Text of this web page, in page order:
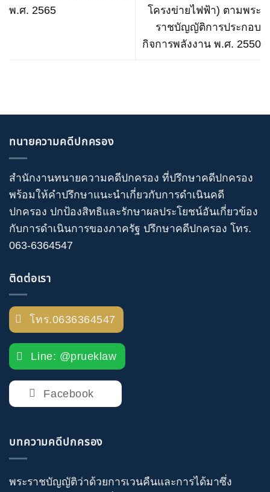
พ.ศ. 2565
โครงข่ายไฟฟ้า) ตามพระ
ราชบัญญัติการประกอบ
กิจการพลังงาน พ.ศ. 2550
ทนายความคดีปกครอง
สำนักงานทนายความคดีปกครอง ที่ปรึกษาคดีปกครอง
พร้อมให้คำปรึกษาแนะนำเกี่ยวกับการดำเนินคดี
ปกครอง ปกป้องสิทธิและรักษาผลประโยชน์อันเกี่ยวข้อง
กับการดำเนินการของภาครัฐ ปรึกษาคดีปกครอง โทร.
063-6364547
ติดต่อเรา
โทร.0636364547
Line: @prueklaw
Facebook
บทความคดีปกครอง
พระราชบัญญัติว่าด้วยการเวนคืนและการได้มาซึ่ง